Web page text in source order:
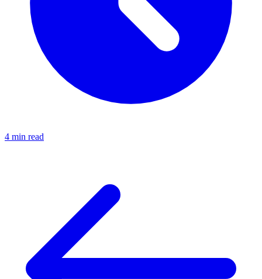
4 min read